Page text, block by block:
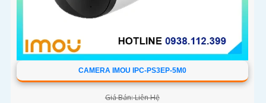
CAMERA IMOU IPC-PS3EP-5M0
Giá Bán: Liên Hệ